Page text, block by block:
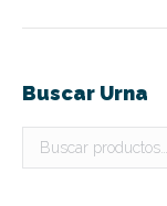
Buscar Urna